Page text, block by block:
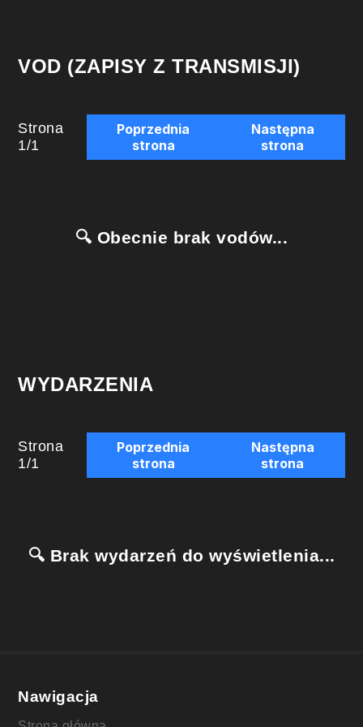
VOD (ZAPISY Z TRANSMISJI)
Strona
1/1
Poprzednia
strona
Następna
strona
🔍 Obecnie brak vodów...
WYDARZENIA
Strona
1/1
Poprzednia
strona
Następna
strona
🔍 Brak wydarzeń do wyświetlenia...
Nawigacja